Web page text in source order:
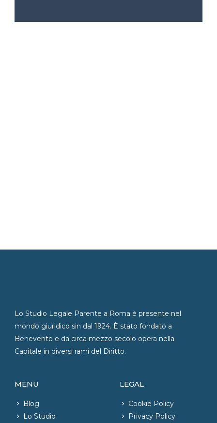
Lo Studio Legale Parente a Roma è presente nel
mondo giuridico sin dal 1924. È stato fondato a
Benevento e da circa mezzo secolo opera nella
Capitale in diversi rami del Diritto.
MENU
Blog
Lo Studio
LEGAL
Cookie Policy
Privacy Policy